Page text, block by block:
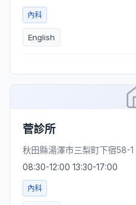
內科
English
菅診所
秋田縣湯澤市三梨町下宿58-1
08:30-12:00 13:30-17:00
內科